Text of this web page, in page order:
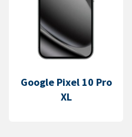
Google Pixel 10 Pro
XL